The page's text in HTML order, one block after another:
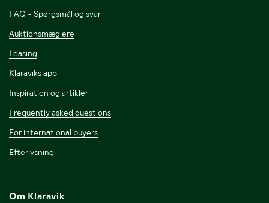
FAQ - Spørgsmål og svar
Auktionsmæglere
Leasing
Klaraviks app
Inspiration og artikler
Frequently asked questions
For international buyers
Efterlysning
Om Klaravik